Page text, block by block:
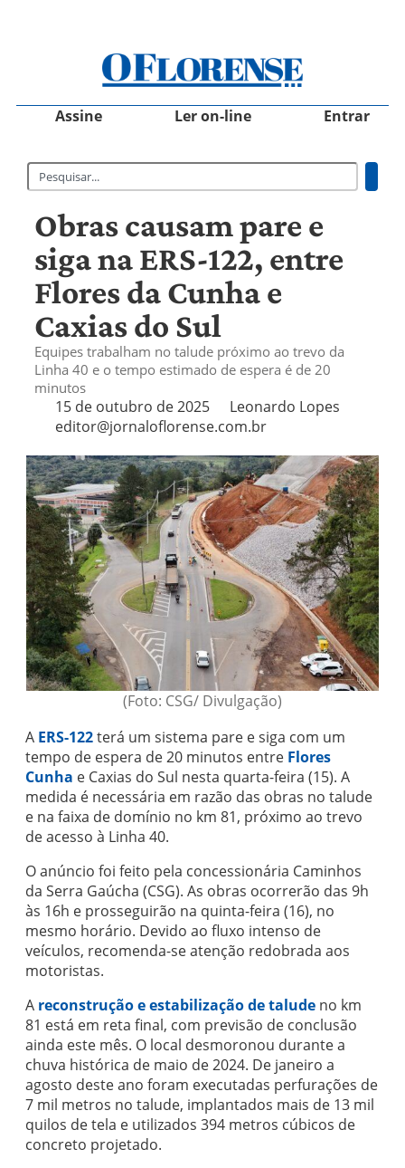
Assine Ler on-line Entrar
Obras causam pare e
siga na ERS-122, entre
Flores da Cunha e
Caxias do Sul
Equipes trabalham no talude próximo ao trevo da
Linha 40 e o tempo estimado de espera é de 20
minutos
15 de outubro de 2025
Leonardo Lopes
editor@jornaloflorense.com.br
(Foto: CSG/ Divulgação)
A ERS-122terá um sistema pare e siga com um
tempo de espera de 20 minutos entre Flores
Cunha e Caxias do Sul nesta quarta-feira (15). A
medida é necessária em razão das obras no talude
e na faixa de domínio no km 81, próximo ao trevo
de acesso à Linha 40.
O anúncio foi feito pela concessionária Caminhos
da Serra Gaúcha (CSG). As obras ocorrerão das 9h
às 16h e prosseguirão na quinta-feira (16), no
mesmo horário. Devido ao fluxo intenso de
veículos, recomenda-se atenção redobrada aos
motoristas.
A reconstrução e estabilização de talude no km
81 está em reta final, com previsão de conclusão
ainda este mês. O local desmoronou durante a
chuva histórica de maio de 2024. De janeiro a
agosto deste ano foram executadas perfurações de
7 mil metros no talude, implantados mais de 13 mil
quilos de tela e utilizados 394 metros cúbicos de
concreto projetado.